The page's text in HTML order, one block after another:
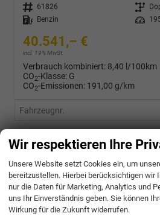
Fahrzeugnr. 61826 Getriebe
Kraftstoff
Benzin Leistung
40.541,– €
incl. 19% MwSt.
Verbrauch kombiniert: 8,40 l/100km
CO2-Klasse: G
CO2-Emissionen: 191,00 g/km
Fahrzeugnr.
4,9
SEHR
Wir respektieren Ihre
Unsere Website setzt Cookies ein, um
bereitzustellen. Hierbei berücksichtigen wir
nur die Daten für Marketing, Analytics und
uns Ihr Einverständnis geben. Sie können
Wirkung für die Zukunft widerrufen.